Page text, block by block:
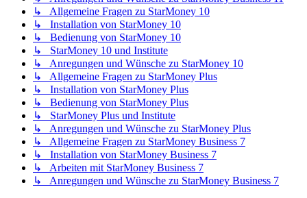
↳ Allgemeine Fragen zu StarMoney 10
↳ Installation von StarMoney 10
↳ Bedienung von StarMoney 10
↳ StarMoney 10 und Institute
↳ Anregungen und Wünsche zu StarMoney 10
↳ Allgemeine Fragen zu StarMoney Plus
↳ Installation von StarMoney Plus
↳ Bedienung von StarMoney Plus
↳ StarMoney Plus und Institute
↳ Anregungen und Wünsche zu StarMoney Plus
↳ Allgemeine Fragen zu StarMoney Business 7
↳ Installation von StarMoney Business 7
↳ Arbeiten mit StarMoney Business 7
↳ Anregungen und Wünsche zu StarMoney Business 7